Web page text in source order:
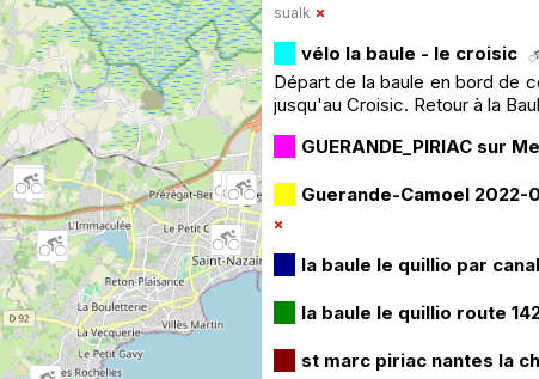
sualk
vélo la baule - le croisic
Départ de la baule en bord de
jusqu'au Croisic. Retour à la
GUERANDE_PIRIAC sur
Guerande-Camoel 2022-
la baule le quillio par
la baule le quillio route
st marc piriac nantes la